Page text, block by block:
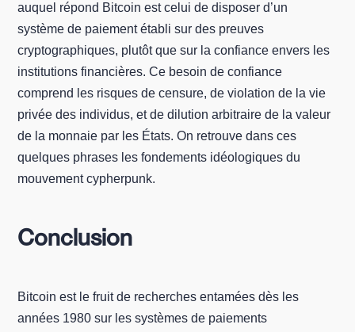
auquel répond Bitcoin est celui de disposer d’un
système de paiement établi sur des preuves
cryptographiques, plutôt que sur la confiance envers les
institutions financières. Ce besoin de confiance
comprend les risques de censure, de violation de la vie
privée des individus, et de dilution arbitraire de la valeur
de la monnaie par les États. On retrouve dans ces
quelques phrases les fondements idéologiques du
mouvement cypherpunk.
Conclusion
Bitcoin est le fruit de recherches entamées dès les
années 1980 sur les systèmes de paiements